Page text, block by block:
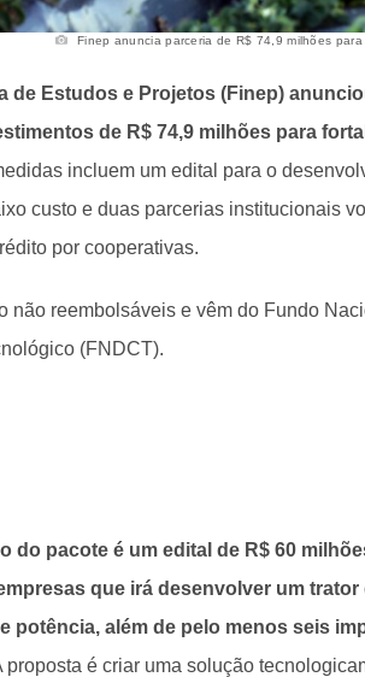
Finep anuncia parceria de R$ 74,9 milhões
de Estudos e Projetos (Finep)
de R$ 74,9 milhões para
incluem um edital para o
custo e duas parcerias institucionais
por cooperativas.
não reembolsáveis e vêm do Fundo
(FNDCT).
do pacote é um edital de R$ 60
que irá desenvolver um trator
potência, além de pelo menos seis
proposta é criar uma solução